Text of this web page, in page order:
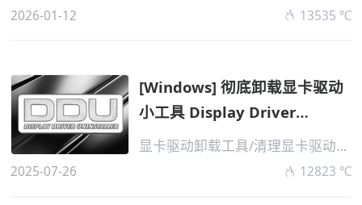
2026-01-12 13535 ℃
[Windows] 彻底卸载显卡驱动
小工具 Display Driver
Uninstaller ...
显卡驱动卸载工具/清理显卡驱动残留
2025-07-26 12823 ℃